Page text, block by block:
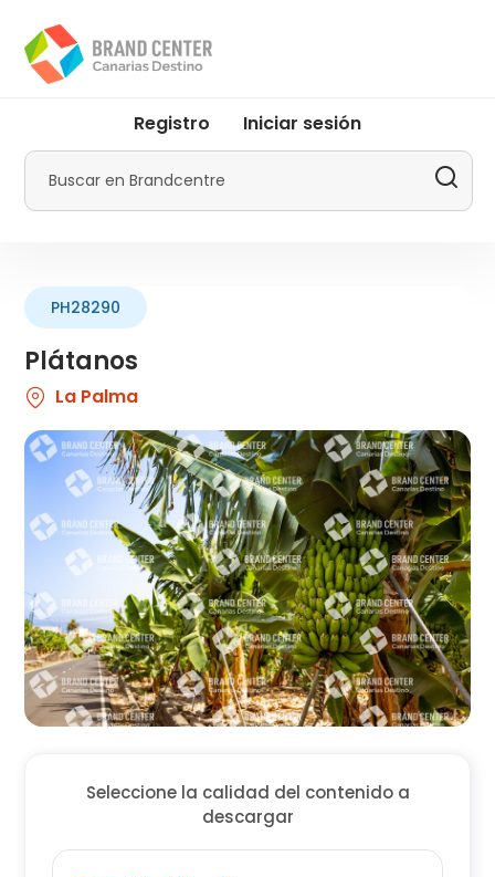
contenido
principal
menu
Promotur
Registro Iniciar sesión
Buscar
Plátanos
PH28290
La Palma
Seleccione la calidad del contenido a
descargar